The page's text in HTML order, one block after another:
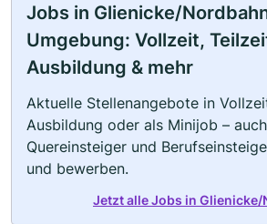
Jobs in Glienicke/
Umgebung: Vollzeit,
Ausbildung & mehr
Aktuelle Stellenangebote in
Ausbildung oder als Minijob –
Quereinsteiger und
und bewerben.
Jetzt alle Jobs in Glienicke/